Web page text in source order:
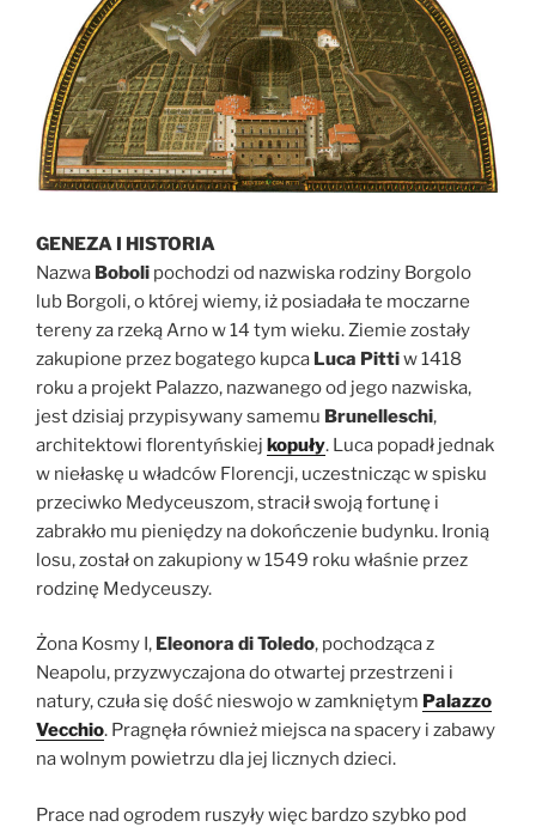
GENEZA I HISTORIA
Nazwa Boboli pochodzi od nazwiska rodziny Borgolo
lub Borgoli, o której wiemy, iż posiadała te moczarne
tereny za rzeką Arno w 14 tym wieku. Ziemie zostały
zakupione przez bogatego kupca Luca Pittiw 1418
roku a projekt Palazzo, nazwanego od jego nazwiska,
jest dzisiaj przypisywany samemu Brunelleschi,
architektowi florentyńskiej kopuły. Luca popadł jednak
w niełaskę u władców Florencji, uczestnicząc w spisku
przeciwko Medyceuszom, stracił swoją fortunę i
zabrakło mu pieniędzy na dokończenie budynku. Ironią
losu, został on zakupiony w 1549 roku właśnie przez
rodzinę Medyceuszy.
Żona Kosmy I, Eleonora di Toledo, pochodząca z
Neapolu, przyzwyczajona do otwartej przestrzeni i
natury, czuła się dość nieswojo w zamkniętym Palazzo
Vecchio. Pragnęła również miejsca na spacery i zabawy
na wolnym powietrzu dla jej licznych dzieci.
Prace nad ogrodem ruszyły więc bardzo szybko pod